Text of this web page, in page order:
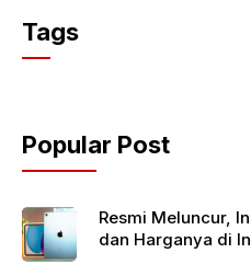
c
e
o
o
k
p
p
Tags
Popular Post
Resmi Meluncur,
dan Harganya di